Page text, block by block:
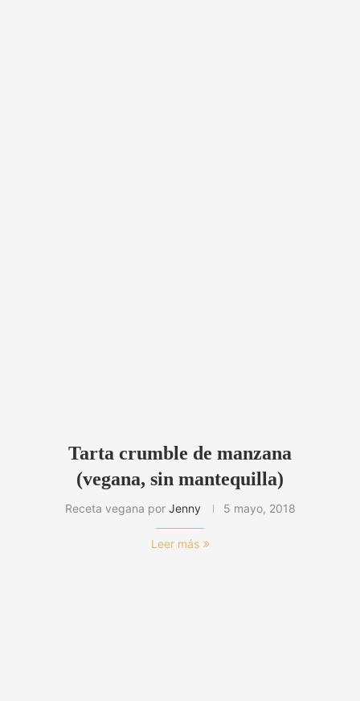
Tarta crumble de manzana
(vegana, sin mantequilla)
Receta vegana por Jenny 5 mayo, 2018
Leer más